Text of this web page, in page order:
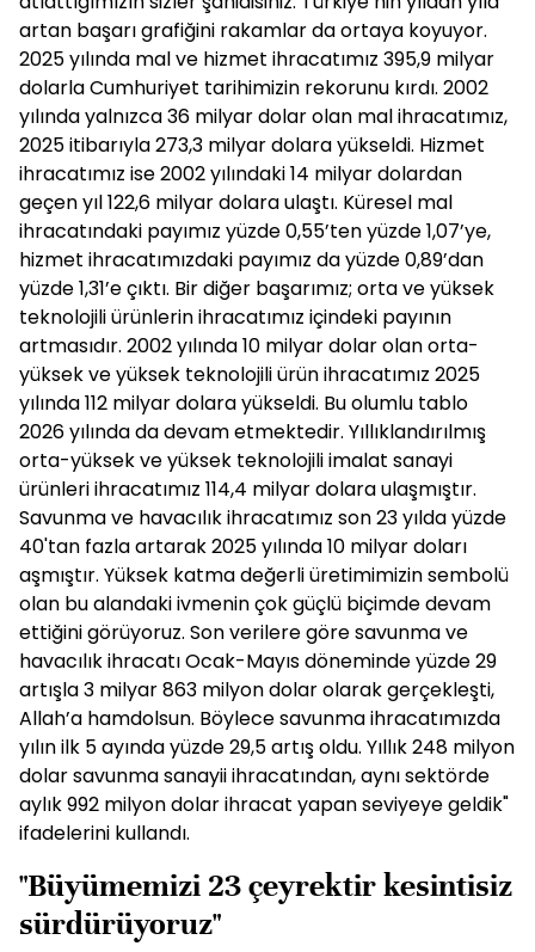
artan başarı grafiğini rakamlar da ortaya koyuyor.
2025 yılında mal ve hizmet ihracatımız 395,9 milyar
dolarla Cumhuriyet tarihimizin rekorunu kırdı. 2002
yılında yalnızca 36 milyar dolar olan mal ihracatımız,
2025 itibarıyla 273,3 milyar dolara yükseldi. Hizmet
ihracatımız ise 2002 yılındaki 14 milyar dolardan
geçen yıl 122,6 milyar dolara ulaştı. Küresel mal
ihracatındaki payımız yüzde 0,55’ten yüzde 1,07’ye,
hizmet ihracatımızdaki payımız da yüzde 0,89’dan
yüzde 1,31’e çıktı. Bir diğer başarımız; orta ve yüksek
teknolojili ürünlerin ihracatımız içindeki payının
artmasıdır. 2002 yılında 10 milyar dolar olan orta-
yüksek ve yüksek teknolojili ürün ihracatımız 2025
yılında 112 milyar dolara yükseldi. Bu olumlu tablo
2026 yılında da devam etmektedir. Yıllıklandırılmış
orta-yüksek ve yüksek teknolojili imalat sanayi
ürünleri ihracatımız 114,4 milyar dolara ulaşmıştır.
Savunma ve havacılık ihracatımız son 23 yılda yüzde
40'tan fazla artarak 2025 yılında 10 milyar doları
aşmıştır. Yüksek katma değerli üretimimizin sembolü
olan bu alandaki ivmenin çok güçlü biçimde devam
ettiğini görüyoruz. Son verilere göre savunma ve
havacılık ihracatı Ocak-Mayıs döneminde yüzde 29
artışla 3 milyar 863 milyon dolar olarak gerçekleşti,
Allah’a hamdolsun. Böylece savunma ihracatımızda
yılın ilk 5 ayında yüzde 29,5 artış oldu. Yıllık 248 milyon
dolar savunma sanayii ihracatından, aynı sektörde
aylık 992 milyon dolar ihracat yapan seviyeye geldik"
ifadelerini kullandı.
"Büyümemizi 23 çeyrektir kesintisiz
sürdürüyoruz"